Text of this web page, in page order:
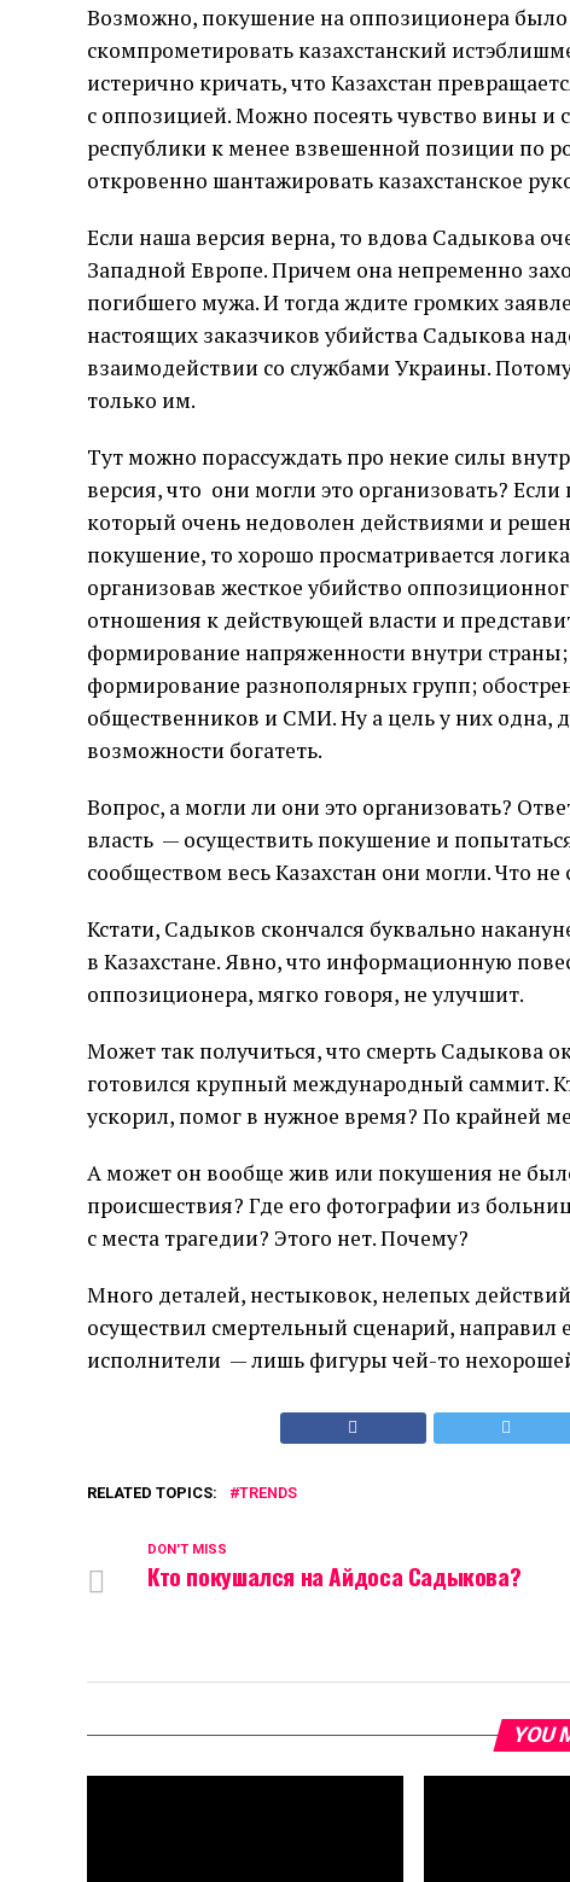
Возможно, покушение на оппозиционера было
скомпрометировать казахстанский
истерично кричать, что Казахстан
с оппозицией. Можно посеять чувство вины и
республики к менее взвешенной позиции по
откровенно шантажировать казахстанское
Если наша версия верна, то вдова Садыкова
Западной Европе. Причем она непременно
погибшего мужа. И тогда ждите громких
настоящих заказчиков убийства Садыкова
взаимодействии со службами Украины.
только им.
Тут можно порассуждать про некие силы
версия, что они могли это организовать?
который очень недоволен действиями и
покушение, то хорошо просматривается
организовав жесткое убийство
отношения к действующей власти и
формирование напряженности внутри
формирование разнополярных групп;
общественников и СМИ. Ну а цель у них одна,
возможности богатеть.
Вопрос, а могли ли они это организовать?
власть — осуществить покушение и
сообществом весь Казахстан они могли. Что
Кстати, Садыков скончался буквально
в Казахстане. Явно, что информационную
оппозиционера, мягко говоря, не улучшит.
Может так получиться, что смерть Садыкова
готовился крупный международный саммит.
ускорил, помог в нужное время? По крайней
А может он вообще жив или покушения не
происшествия? Где его фотографии из
с места трагедии? Этого нет. Почему?
Много деталей, нестыковок, нелепых
осуществил смертельный сценарий, направил
исполнители — лишь фигуры чей-то
RELATED TOPICS: TRENDS
DON'T MISS
Кто покушался на Айдоса Садыкова?
YOU